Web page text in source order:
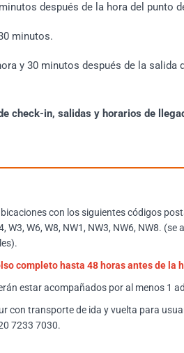
después de la hora del punto
minutos.
y 30 minutos después de la salida
check-in, salidas y horarios de
con los siguientes códigos
W3, W6, W8, NW1, NW3, NW6, NW8.
completo hasta 48 horas antes de la
estar acompañados por al menos 1
con transporte de ida y vuelta para
7233 7030.